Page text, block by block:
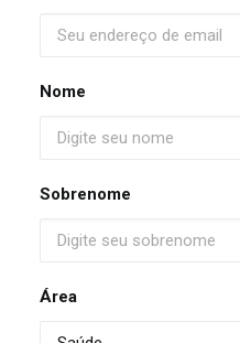
Nome
Sobrenome
Área